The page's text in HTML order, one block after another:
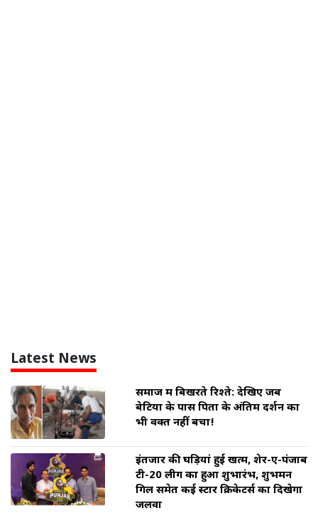
Latest News
समाज में बिखरते रिश्ते: देखिए जब
बेटियों के पास पिता के अंतिम दर्शन का
भी वक्त नहीं बचा!
इंतजार की घड़ियां हुई खत्म, शेर-ए-पंजाब
टी-20 लीग का हुआ शुभारंभ, शुभमन
गिल समेत कई स्टार क्रिकेटर्स का दिखेगा
जलवा